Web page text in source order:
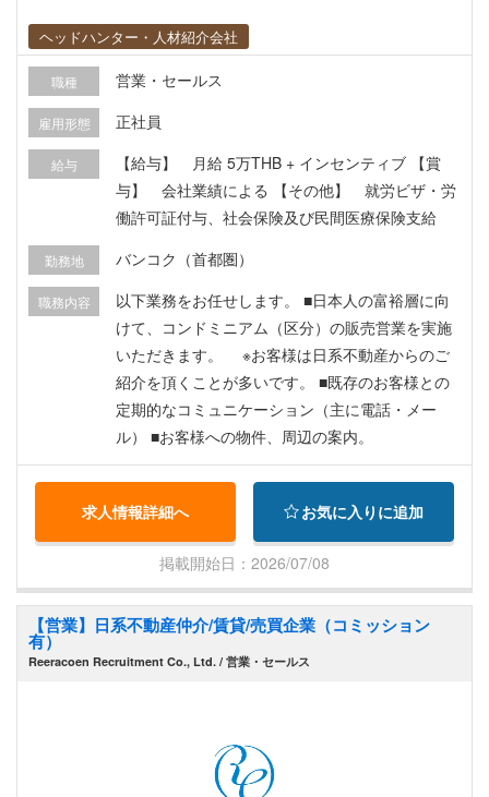
ヘッドハンター・人材紹介会社
職種 営業・セールス
雇用形態 正社員
給与
【給与】 月給 5万THB + インセンティブ 【賞
与】 会社業績による 【その他】 就労ビザ・労
働許可証付与、社会保険及び民間医療保険支給
勤務地 バンコク（首都圏）
職務内容
以下業務をお任せします。 ■日本人の富裕層に向
けて、コンドミニアム（区分）の販売営業を実施
いただきます。 ※お客様は日系不動産からのご
紹介を頂くことが多いです。 ■既存のお客様との
定期的なコミュニケーション（主に電話・メー
ル） ■お客様への物件、周辺の案内。
求人情報詳細へ お気に入りに追加
掲載開始日：2026/07/08
【営業】日系不動産仲介/賃貸/売買企業（コミッション
有）
Reeracoen Recruitment Co., Ltd. / 営業・セールス